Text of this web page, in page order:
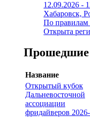
12.09.2026 -
Хабаровск,
По
Открыта
Прошедшие
Название
Открытый кубок
Дальневосточной
ассоциации
фридайверов